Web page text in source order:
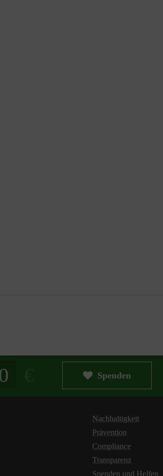
Spenden
Nachhaltigkeit
Prävention
Compliance
Transparenz
Spenden und Helfen